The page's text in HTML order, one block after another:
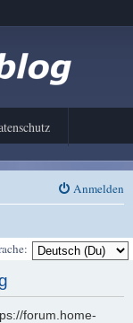
Anmelden
forum.home-